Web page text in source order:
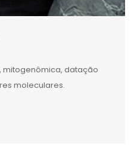
mitogenômica, datação
moleculares.